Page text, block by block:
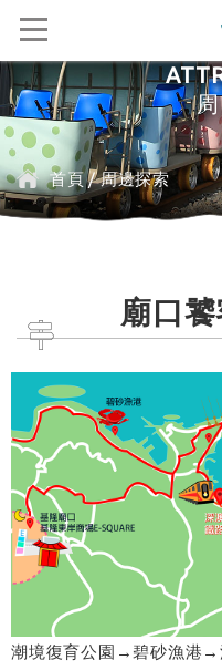
首頁/周邊探索
廟口
潮境復育公園→碧砂漁港→